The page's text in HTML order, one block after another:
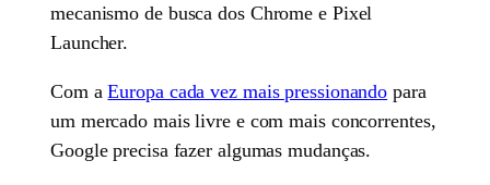
mecanismo de busca dos Chrome e Pixel
Launcher.
Com aEuropa cada vez mais pressionando para
um mercado mais livre e com mais concorrentes,
Google precisa fazer algumas mudanças.